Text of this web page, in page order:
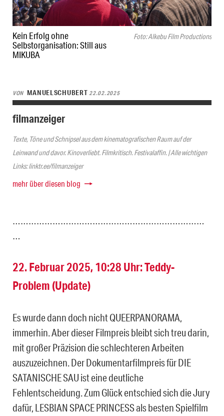
Kein Erfolg ohne
Selbstorganisation: Still aus
MIKUBA
Foto: Alkebu Film Productions
VON MANUELSCHUBERT22.02.2025
filmanzeiger
Texte, Töne und Schnipsel aus dem kinematografischen Raum auf der
Leinwand und davor. Kinoverliebt. Filmkritisch. Festivalaffin. | Alle wichtigen
Links: linktr.ee/filmanzeiger
mehr über diesen blog
………………………………………………………………
…
22. Februar 2025, 10:28 Uhr: Teddy-
Problem (Update)
Es wurde dann doch nicht QUEERPANORAMA,
immerhin. Aber dieser Filmpreis bleibt sich treu darin,
mit großer Präzision die schlechteren Arbeiten
auszuzeichnen. Der Dokumentarfilmpreis für DIE
SATANISCHE SAU ist eine deutliche
Fehlentscheidung. Zum Glück entschied sich die Jury
dafür, LESBIAN SPACE PRINCESS als besten Spielfilm